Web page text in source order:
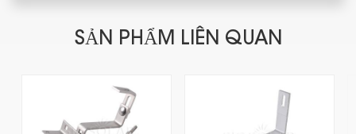
SẢN PHẨM LIÊN QUAN